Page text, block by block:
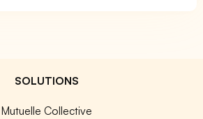
SOLUTIONS
Mutuelle Collective